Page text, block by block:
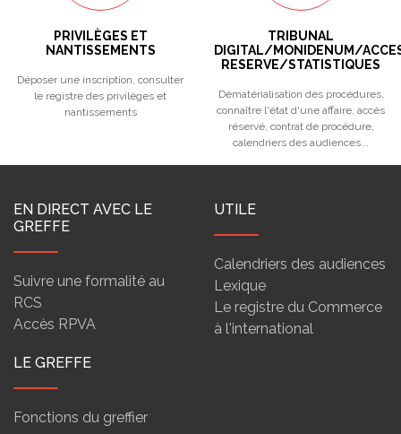
PRIVILÈGES ET
NANTISSEMENTS
Déposer une inscription, consulter
le registre des privilèges et
nantissements
TRIBUNAL
DIGITAL/MONIDENUM/
RESERVE/STATISTIQUES
Dématérialisation des procédures,
connaître l'état d'une affaire, accès
réservé, contrat de procédure,
calendriers des audiences...
EN DIRECT AVEC LE
GREFFE
Suivre une formalité au
RCS
Accès RPVA
UTILE
Calendriers des audiences
Lexique
Le registre du Commerce
à l'international
LE GREFFE
Fonctions du greffier